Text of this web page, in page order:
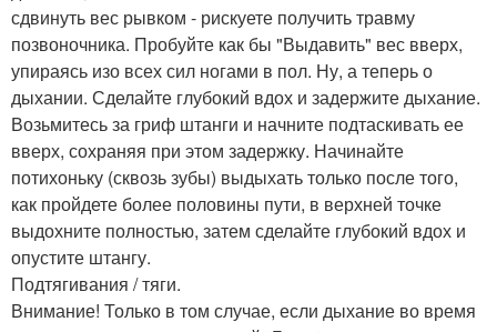
сдвинуть вес рывком - рискуете получить травму
позвоночника. Пробуйте как бы "Выдавить" вес вверх,
упираясь изо всех сил ногами в пол. Ну, а теперь о
дыхании. Сделайте глубокий вдох и задержите дыхание.
Возьмитесь за гриф штанги и начните подтаскивать ее
вверх, сохраняя при этом задержку. Начинайте
потихоньку (сквозь зубы) выдыхать только после того,
как пройдете более половины пути, в верхней точке
выдохните полностью, затем сделайте глубокий вдох и
опустите штангу.
Подтягивания / тяги.
Внимание! Только в том случае, если дыхание во время